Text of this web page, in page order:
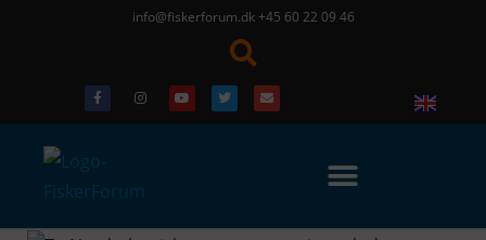
info@fiskerforum.dk +45 60 22 09 46